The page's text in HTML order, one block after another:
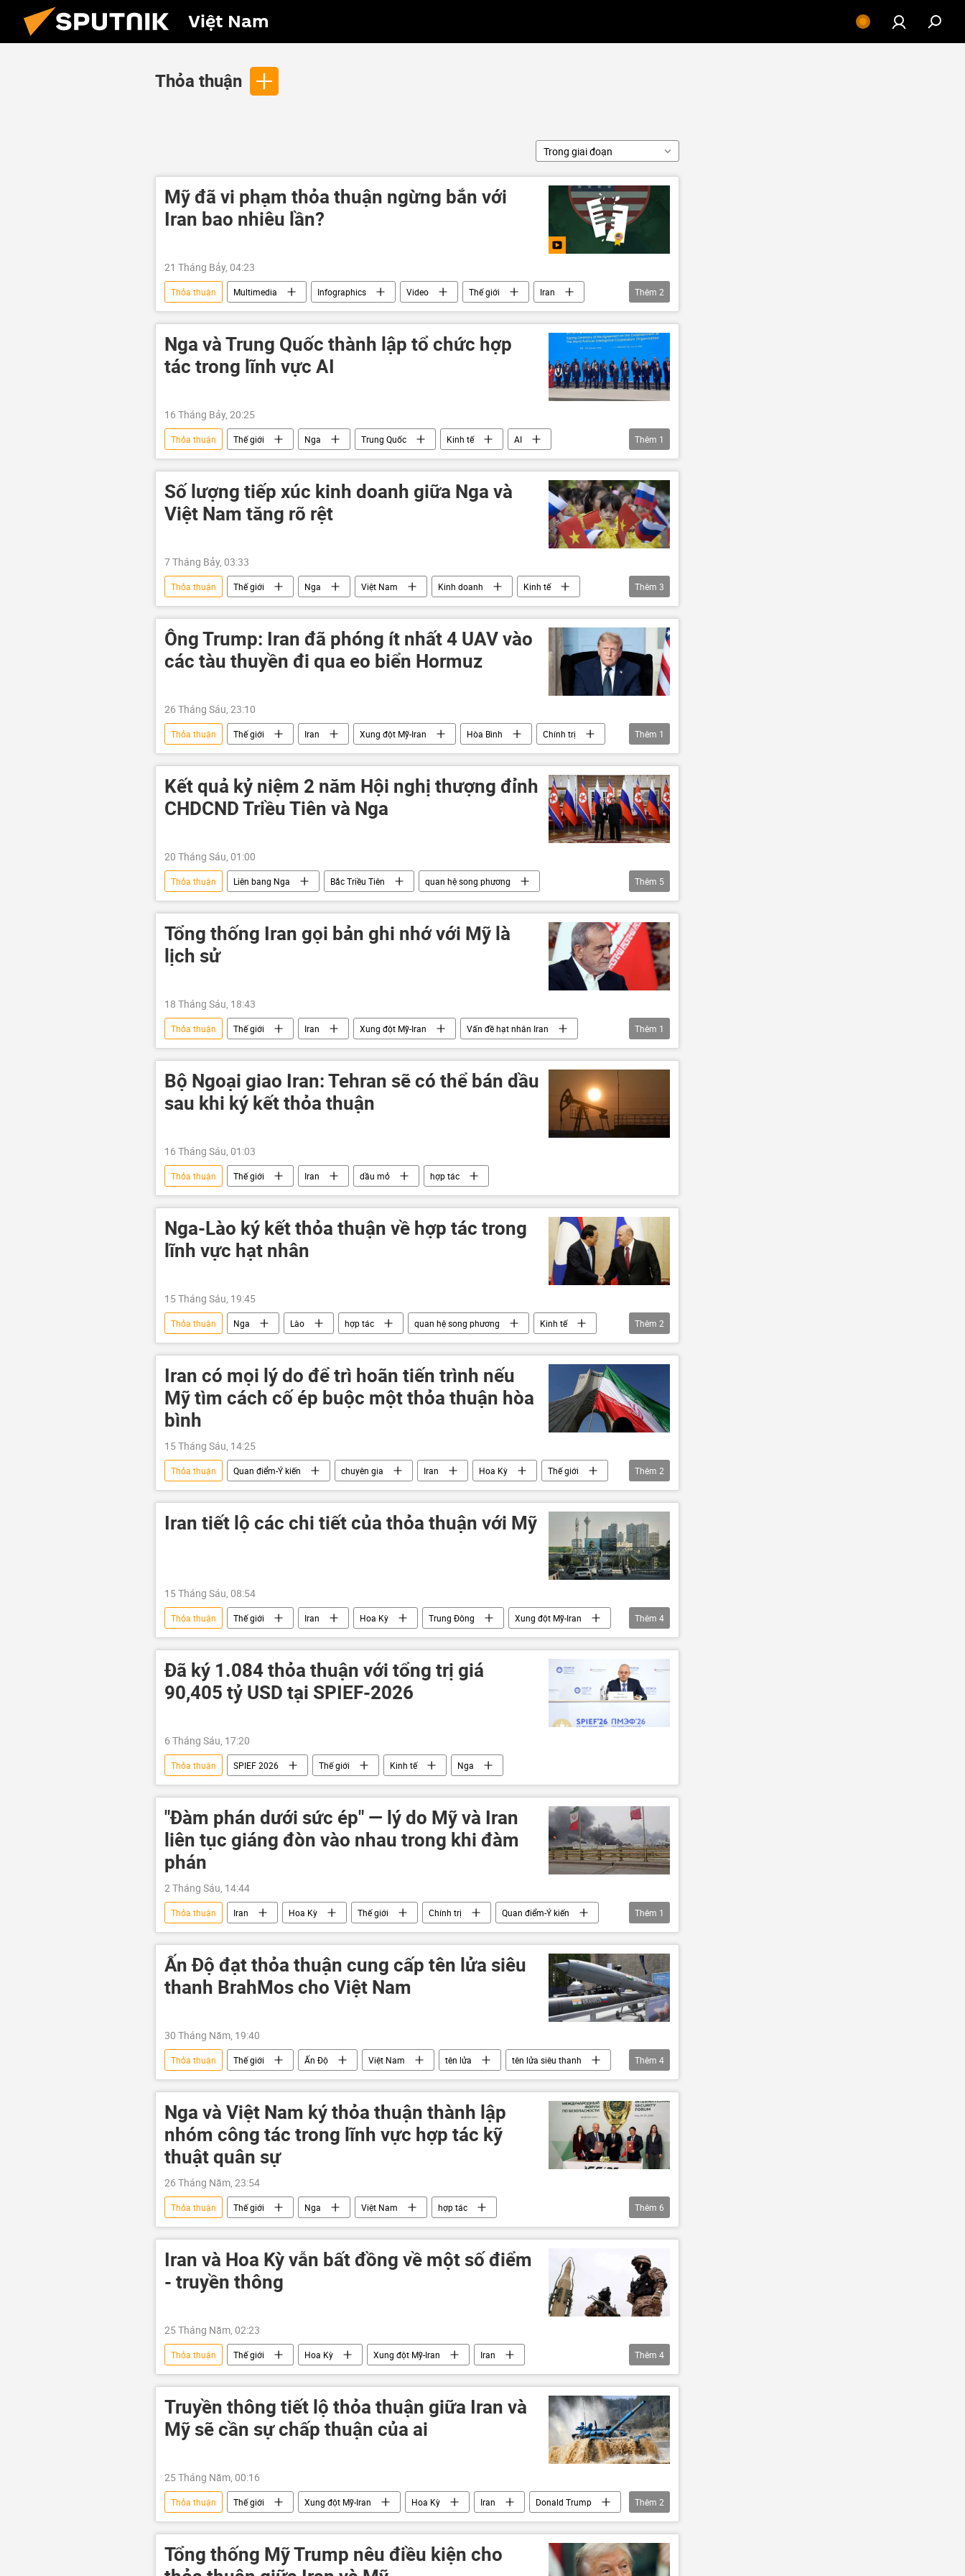
Việt Nam
Thỏa thuận
Trong giai đoạn
Mỹ đã vi phạm thỏa thuận ngừng bắn với
Iran bao nhiêu lần?
21 Tháng Bảy, 04:23
Thỏa thuận Multimedia Infographics Video Thế giới
Iran
Hoa Kỳ
trừng phạt
Thêm 2
Nga và Trung Quốc thành lập tổ chức hợp
tác trong lĩnh vực AI
16 Tháng Bảy, 20:25
Thỏa thuận Thế giới Nga Trung Quốc Kinh tế
AI
trí tuệ nhân tạo
Thêm 1
Số lượng tiếp xúc kinh doanh giữa Nga và
Việt Nam tăng rõ rệt
7 Tháng Bảy, 03:33
Thỏa thuận Thế giới Nga Việt Nam Kinh doanh
Kinh tế
quan hệ song phương
quan hệ quốc tế chiến lược phát triển kinh tế
Thêm 3
Ông Trump: Iran đã phóng ít nhất 4 UAV vào
các tàu thuyền đi qua eo biển Hormuz
26 Tháng Sáu, 23:10
Thỏa thuận Thế giới Iran Xung đột Mỹ-Iran Hòa Bình
Chính trị
máy bay không người lái
Thêm 1
Kết quả kỷ niệm 2 năm Hội nghị thượng đỉnh
CHDCND Triều Tiên và Nga
20 Tháng Sáu, 01:00
Thỏa thuận Liên bang Nga Bắc Triều Tiên
quan hệ song phương
quan hệ quốc tế
hợp tác Thế giới Vladimir Putin Kim Jong-un
Thêm 5
Tổng thống Iran gọi bản ghi nhớ với Mỹ là
lịch sử
18 Tháng Sáu, 18:43
Thỏa thuận Thế giới Iran Xung đột Mỹ-Iran
Vấn đề hạt nhân Iran
Hoa Kỳ
Thêm 1
Bộ Ngoại giao Iran: Tehran sẽ có thể bán dầu
sau khi ký kết thỏa thuận
16 Tháng Sáu, 01:03
Thỏa thuận Thế giới Iran dầu mỏ hợp tác
Nga-Lào ký kết thỏa thuận về hợp tác trong
lĩnh vực hạt nhân
15 Tháng Sáu, 19:45
Thỏa thuận Nga Lào hợp tác quan hệ song phương
Kinh tế
Thế giới
Hội nghị thượng đỉnh Nga-ASEAN 2026
Thêm 2
Iran có mọi lý do để trì hoãn tiến trình nếu
Mỹ tìm cách cố ép buộc một thỏa thuận hòa
bình
15 Tháng Sáu, 14:25
Thỏa thuận Quan điểm-Ý kiến chuyên gia Iran Hoa Kỳ
Thế giới
Chính trị
xung đột
Thêm 2
Iran tiết lộ các chi tiết của thỏa thuận với Mỹ
15 Tháng Sáu, 08:54
Thỏa thuận Thế giới Iran Hoa Kỳ Trung Đông
Xung đột Mỹ-Iran
Leo thang căng thẳng giữa Israel và Iran
eo biển Hormuz
đàm phán
vũ khí hạt nhân
Thêm 4
Đã ký 1.084 thỏa thuận với tổng trị giá
90,405 tỷ USD tại SPIEF-2026
6 Tháng Sáu, 17:20
Thỏa thuận SPIEF 2026 Thế giới Kinh tế Nga
"Đàm phán dưới sức ép" — lý do Mỹ và Iran
liên tục giáng đòn vào nhau trong khi đàm
phán
2 Tháng Sáu, 14:44
Thỏa thuận Iran Hoa Kỳ Thế giới Chính trị
Quan điểm-Ý kiến
chuyên gia
Thêm 1
Ấn Độ đạt thỏa thuận cung cấp tên lửa siêu
thanh BrahMos cho Việt Nam
30 Tháng Năm, 19:40
Thỏa thuận Thế giới Ấn Độ Việt Nam tên lửa
tên lửa siêu thanh
BrahMos
Singapore Quân sự hợp tác
Thêm 4
Nga và Việt Nam ký thỏa thuận thành lập
nhóm công tác trong lĩnh vực hợp tác kỹ
thuật quân sự
26 Tháng Năm, 23:54
Thỏa thuận Thế giới Nga Việt Nam
hợp tác
hợp tác quân sự-kỹ thuật
Quân sự quan hệ song phương
Hội đồng An ninh Nga
Lương Tam Quang
Hợp tác Nga-Việt
Thêm 6
Iran và Hoa Kỳ vẫn bất đồng về một số điểm
- truyền thông
25 Tháng Năm, 02:23
Thỏa thuận Thế giới Hoa Kỳ Xung đột Mỹ-Iran
Iran
thỏa thuận ngừng bắn
thỏa thuận hòa bình Donald Trump Chính trị
Thêm 4
Truyền thông tiết lộ thỏa thuận giữa Iran và
Mỹ sẽ cần sự chấp thuận của ai
25 Tháng Năm, 00:16
Thỏa thuận Thế giới Xung đột Mỹ-Iran Hoa Kỳ Iran
Donald Trump
Washington
Tehran
Thêm 2
Tổng thống Mỹ Trump nêu điều kiện cho